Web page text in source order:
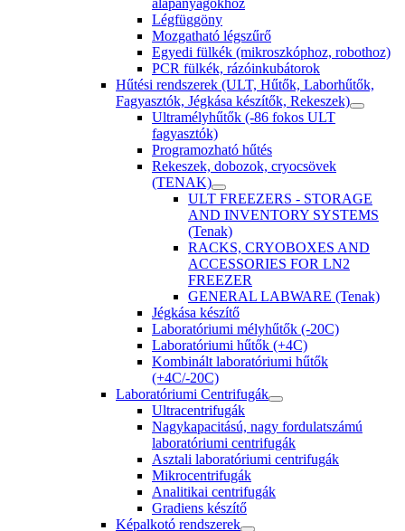
Légfüggöny
Mozgatható légszűrő
Egyedi fülkék (mikroszkóphoz, robothoz)
PCR fülkék, rázóinkubátorok
Hűtési rendszerek (ULT, Hűtők, Laborhűtők,
Fagyasztók, Jégkása készítők, Rekeszek)
Ultramélyhűtők (-86 fokos ULT
fagyasztók)
Programozható hűtés
Rekeszek, dobozok, cryocsövek
(TENAK)
ULT FREEZERS - STORAGE
AND INVENTORY SYSTEMS
(Tenak)
RACKS, CRYOBOXES AND
ACCESSORIES FOR LN2
FREEZER
GENERAL LABWARE (Tenak)
Jégkása készítő
Laboratóriumi mélyhűtők (-20C)
Laboratóriumi hűtők (+4C)
Kombinált laboratóriumi hűtők
(+4C/-20C)
Laboratóriumi Centrifugák
Ultracentrifugák
Nagykapacitású, nagy fordulatszámú
laboratóriumi centrifugák
Asztali laboratóriumi centrifugák
Mikrocentrifugák
Analitikai centrifugák
Gradiens készítő
Képalkotó rendszerek